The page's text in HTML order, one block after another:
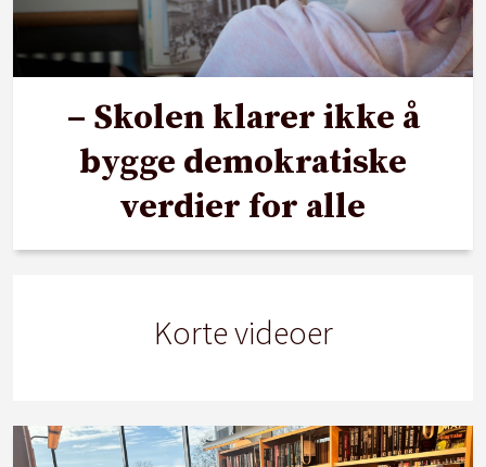
– Skolen klarer ikke å
bygge demokratiske
verdier for alle
Korte videoer